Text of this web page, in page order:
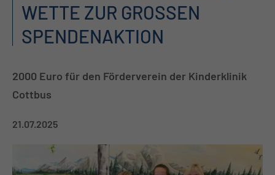
WETTE ZUR GROSSEN S
PENDENAKTION
2000 Euro für den Förderverein der Kinderklinik
Cottbus
21.07.2025